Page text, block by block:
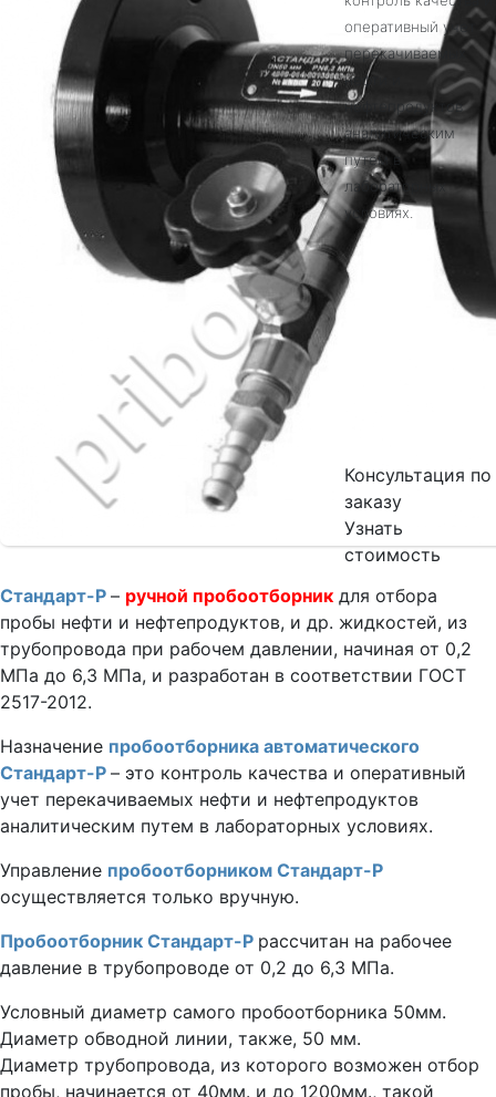
оперативный учет
перекачиваемых
нефти и
нефтепродуктов
аналитическим
путем в
лабораторных
условиях.
Консультация по
заказу
Узнать
стоимость
Стандарт-Р – ручной пробоотборник для отбора
пробы нефти и нефтепродуктов, и др. жидкостей, из
трубопровода при рабочем давлении, начиная от 0,2
МПа до 6,3 МПа, и разработан в соответствии ГОСТ
2517-2012.
Назначение пробоотборника автоматического
Стандарт-Р – это контроль качества и оперативный
учет перекачиваемых нефти и нефтепродуктов
аналитическим путем в лабораторных условиях.
Управление пробоотборником Стандарт-Р
осуществляется только вручную.
Пробоотборник Стандарт-Р рассчитан на рабочее
давление в трубопроводе от 0,2 до 6,3 МПа.
Условный диаметр самого пробоотборника 50мм.
Диаметр обводной линии, также, 50 мм.
Диаметр трубопровода, из которого возможен отбор
пробы, начинается от 40мм. и до 1200мм., такой